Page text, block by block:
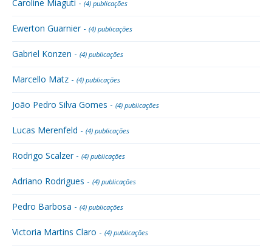
Caroline Miaguti - (4) publicações
Ewerton Guarnier - (4) publicações
Gabriel Konzen - (4) publicações
Marcello Matz - (4) publicações
João Pedro Silva Gomes - (4) publicações
Lucas Merenfeld - (4) publicações
Rodrigo Scalzer - (4) publicações
Adriano Rodrigues - (4) publicações
Pedro Barbosa - (4) publicações
Victoria Martins Claro - (4) publicações